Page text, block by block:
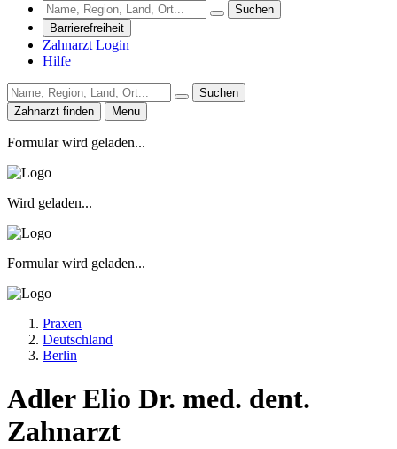
Suchen
Barrierefreiheit
Zahnarzt Login
Hilfe
Suchen
Zahnarzt finden
Menu
Formular wird geladen...
Wird geladen...
Formular wird geladen...
Praxen
Deutschland
Berlin
Adler Elio Dr. med. dent.
Zahnarzt